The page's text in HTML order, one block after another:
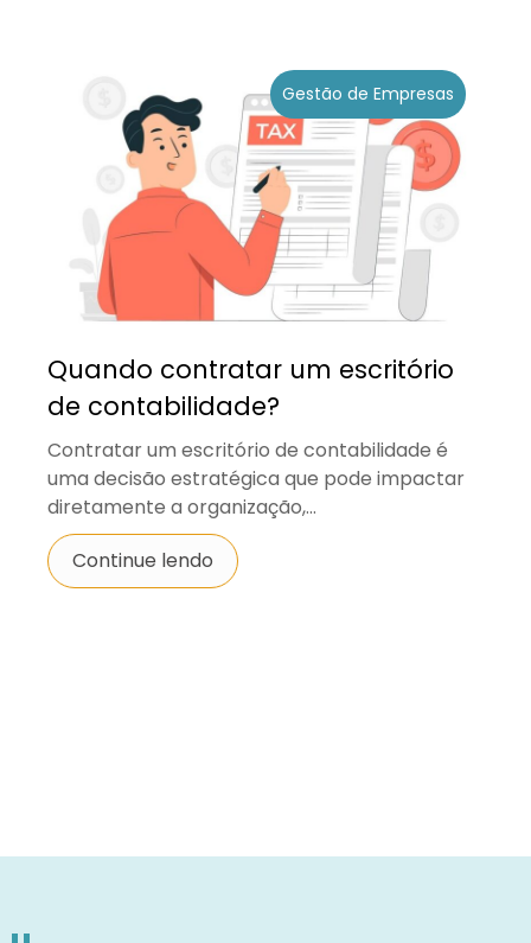
Gestão de Empresas
Quando contratar um escritório
de contabilidade?
Contratar um escritório de contabilidade é
uma decisão estratégica que pode impactar
diretamente a organização,...
Continue lendo